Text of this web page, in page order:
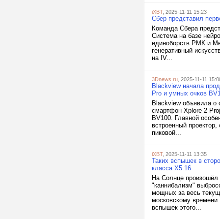
iXBT, 2025-11-11 15:23
Сбер представил
Команда Сбера
Система на базе
единоборств РМК и
генеративный
на IV...
3Dnews.ru , 2025-11-11
Blackview начала
Pro и умных очков
Blackview объявила
смартфон Xplore 2
BV100. Главной
встроенный
пиковой...
iXBT, 2025-11-11 13:35
Таких вспышек в
класса X5.16
На Солнце
"каннибализм"
мощных за весь
московскому
вспышек этого...